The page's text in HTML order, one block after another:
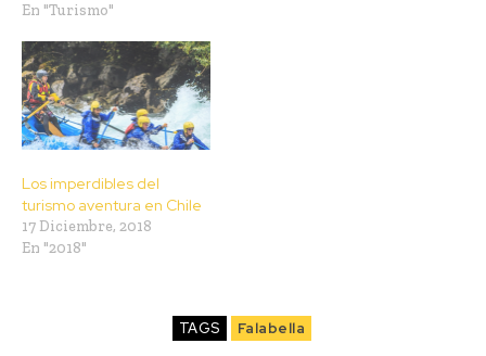
En "Turismo"
Los imperdibles del
turismo aventura en Chile
17 Diciembre, 2018
En "2018"
TAGS Falabella